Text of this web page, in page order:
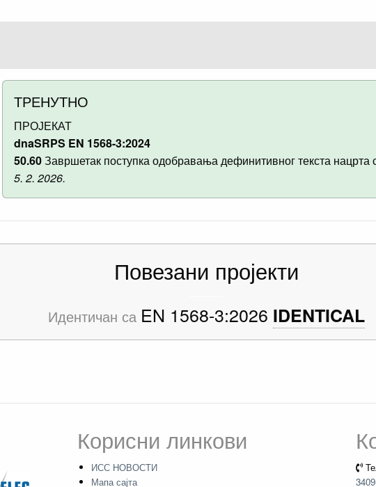
ТРЕНУТНО
ПРОЈЕКАТ
dnaSRPS EN 1568-3:2024
50.60Завршетак поступка одобравања дефинитивног текста нацрта
5. 2. 2026.
Повезани пројекти
Идентичан са EN 1568-3:2026 IDENTICAL
Корисни линкови
ИСС НОВОСТИ
Мапа сајта